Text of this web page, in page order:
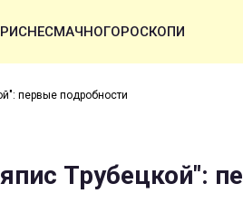
СМАЧНОГОРОСКОПИ
первые подробности
Трубецкой":